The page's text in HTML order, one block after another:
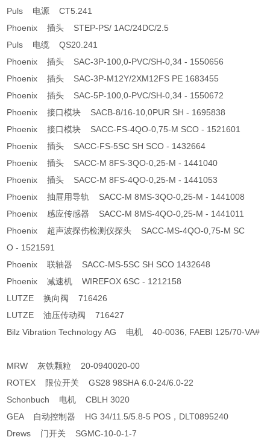
Puls 电源 CT5.241
Phoenix 插头 STEP-PS/ 1AC/24DC/2.5
Puls 电缆 QS20.241
Phoenix 插头 SAC-3P-100,0-PVC/SH-0,34 - 1550656
Phoenix 插头 SAC-3P-M12Y/2XM12FS PE 1683455
Phoenix 插头 SAC-5P-100,0-PVC/SH-0,34 - 1550672
Phoenix 接口模块 SACB-8/16-10,0PUR SH - 1695838
Phoenix 接口模块 SACC-FS-4QO-0,75-M SCO - 1521601
Phoenix 插头 SACC-FS-5SC SH SCO - 1432664
Phoenix 插头 SACC-M 8FS-3QO-0,25-M - 1441040
Phoenix 插头 SACC-M 8FS-4QO-0,25-M - 1441053
Phoenix 抽屉用导轨 SACC-M 8MS-3QO-0,25-M - 1441008
Phoenix 感应传感器 SACC-M 8MS-4QO-0,25-M - 1441011
Phoenix 超声波探伤检测仪探头 SACC-MS-4QO-0,75-M SC
O - 1521591
Phoenix 联轴器 SACC-MS-5SC SH SCO 1432648
Phoenix 减速机 WIREFOX 6SC - 1212158
LUTZE 换向阀 716426
LUTZE 油压传动阀 716427
Bilz Vibration Technology AG 电机 40-0036, FAEBI 125/70-VA#
MRW 灰铁颗粒 20-0940020-00
ROTEX 限位开关 GS28 98SHA 6.0-24/6.0-22
Schonbuch 电机 CBLH 3020
GEA 自动控制器 HG 34/11.5/5.8-5 POS，DLT0895240
Drews 门开关 SGMC-10-0-1-7